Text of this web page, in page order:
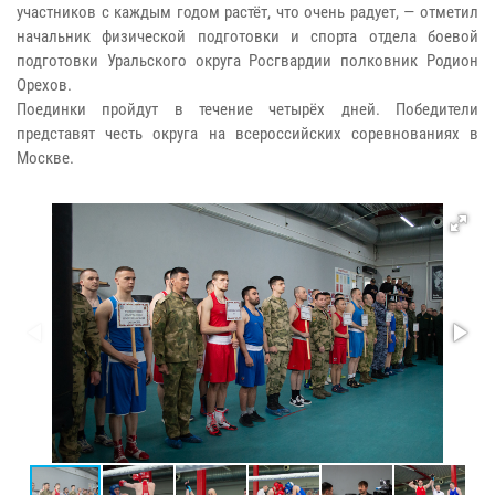
участников с каждым годом растёт, что очень радует, — отметил
начальник физической подготовки и спорта отдела боевой
подготовки Уральского округа Росгвардии полковник Родион
Орехов.
Поединки пройдут в течение четырёх дней. Победители
представят честь округа на всероссийских соревнованиях в
Москве.